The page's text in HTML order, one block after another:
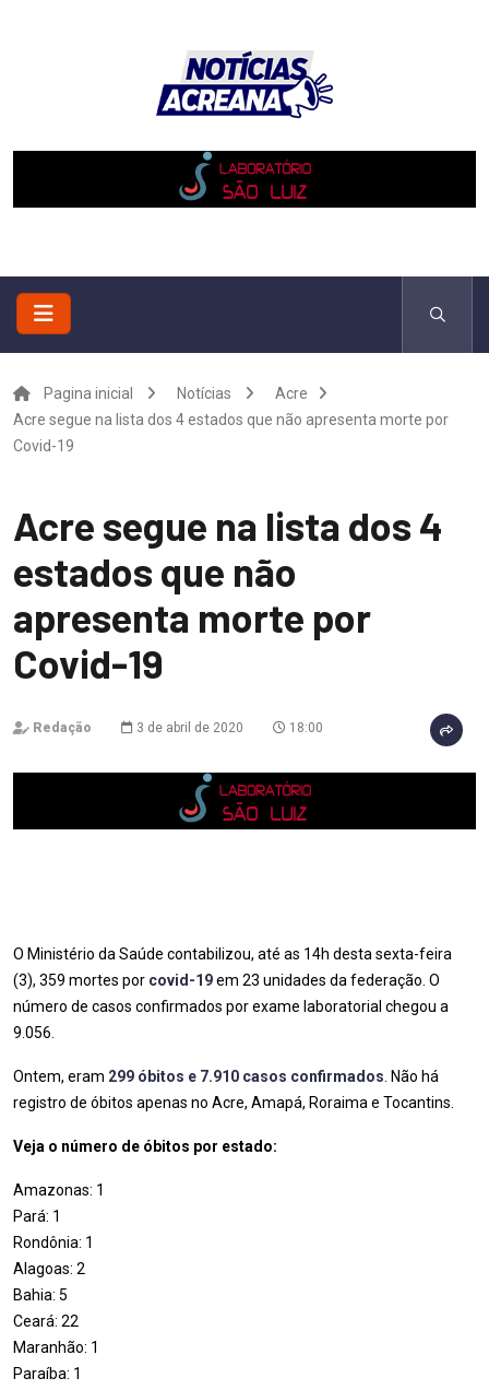
Pagina inicial Notícias
Acre
Acre segue na lista dos 4 estados que não apresenta morte por
Covid-19
Acre segue na lista dos 4
estados que não
apresenta morte por
Covid-19
Redação 3 de abril de 2020 18:00
O Ministério da Saúde contabilizou, até as 14h desta sexta-feira
(3), 359 mortes por covid-19em 23 unidades da federação. O
número de casos confirmados por exame laboratorial chegou a
9.056.
Ontem, eram 299 óbitos e 7.910 casos confirmados . Não há
registro de óbitos apenas no Acre, Amapá, Roraima e Tocantins.
Veja o número de óbitos por estado:
Amazonas: 1
Pará: 1
Rondônia: 1
Alagoas: 2
Bahia: 5
Ceará: 22
Maranhão: 1
Paraíba: 1